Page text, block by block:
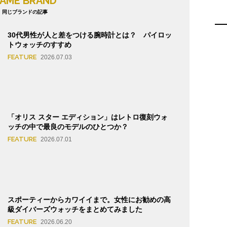
同じブランドの記事
30代男性が人と差をつける腕時計とは？ パイロッ
トウォッチのすすめ
FEATURE 2026.07.03
「オリス スター エディション」はレトロ復刻ウォ
ッチの中で最良のモデルのひとつか？
FEATURE 2026.07.01
スポーティーからカワイイまで。女性にお勧めの高
級ダイバーズウォッチをまとめてみました
FEATURE 2026.06.20